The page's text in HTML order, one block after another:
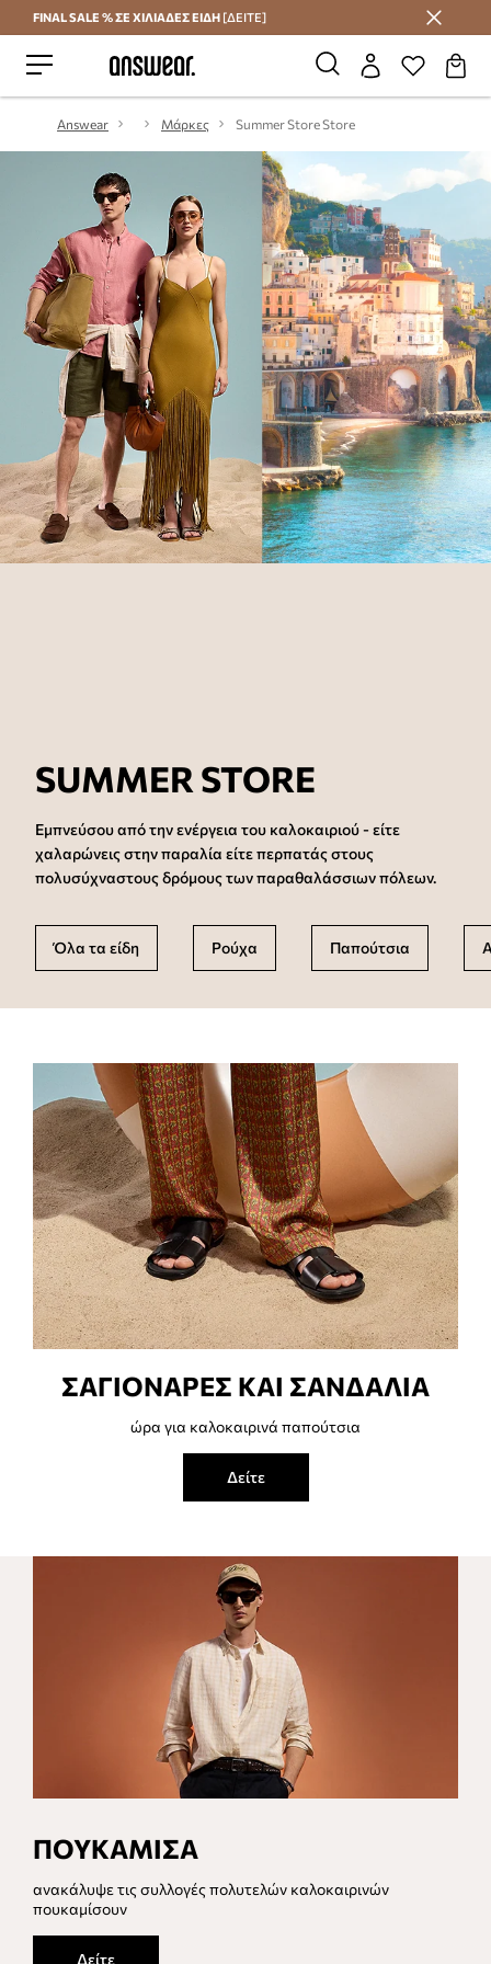
Εξοικονομήστε με το Answear Club
FINAL SALE % ΣΕ ΧΙΛΙΑΔΕΣ ΕΙΔΗ [ΔΕΙΤΕ]
Answear Μάρκες Summer Store Store
SUMMER STORE
Εμπνεύσου από την ενέργεια του καλοκαιριού - είτε
χαλαρώνεις στην παραλία είτε περπατάς στους
πολυσύχναστους δρόμους των παραθαλάσσιων πόλεων.
Όλα τα είδη Ρούχα Παπούτσια
ΣΑΓΙΟΝΑΡΕΣ ΚΑΙ ΣΑΝΔΑΛΙΑ
ώρα για καλοκαιρινά παπούτσια
Δείτε
ΠΟΥΚΑΜΙΣΑ
ανακάλυψε τις συλλογές πολυτελών καλοκαιρινών
πουκαμίσουν
Δείτε